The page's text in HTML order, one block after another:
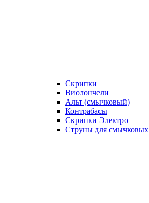
Скрипки
Виолончели
Альт (смычковый)
Контрабасы
Скрипки Электро
Струны для смычковых